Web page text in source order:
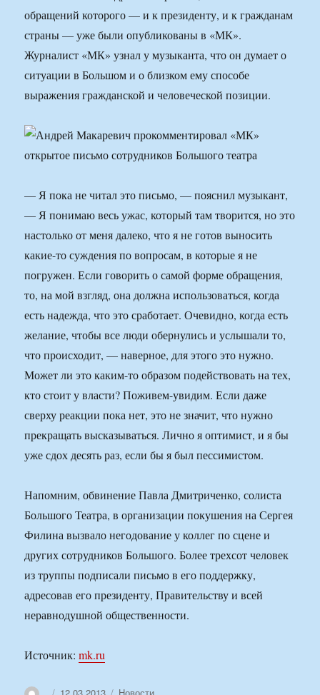
обращений которого — и к президенту, и к гражданам
страны — уже были опубликованы в «МК».
Журналист «МК» узнал у музыканта, что он думает о
ситуации в Большом и о близком ему способе
выражения гражданской и человеческой позиции.
— Я пока не читал это письмо, — пояснил музыкант,
— Я понимаю весь ужас, который там творится, но это
настолько от меня далеко, что я не готов выносить
какие-то суждения по вопросам, в которые я не
погружен. Если говорить о самой форме обращения,
то, на мой взгляд, она должна использоваться, когда
есть надежда, что это сработает. Очевидно, когда есть
желание, чтобы все люди обернулись и услышали то,
что происходит, — наверное, для этого это нужно.
Может ли это каким-то образом подействовать на тех,
кто стоит у власти? Поживем-увидим. Если даже
сверху реакции пока нет, это не значит, что нужно
прекращать высказываться. Лично я оптимист, и я бы
уже сдох десять раз, если бы я был пессимистом.
Напомним, обвинение Павла Дмитриченко, солиста
Большого Театра, в организации покушения на Сергея
Филина вызвало негодование у коллег по сцене и
других сотрудников Большого. Более трехсот человек
из труппы подписали письмо в его поддержку,
адресовав его президенту, Правительству и всей
неравнодушной общественности.
Источник:mk.ru
АвторОпубликованоРубрики